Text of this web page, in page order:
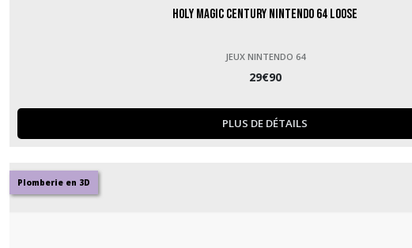
Holy Magic Century Nintendo 64 loose
JEUX NINTENDO 64
29€90
PLUS DE DÉTAILS
Plomberie en 3D